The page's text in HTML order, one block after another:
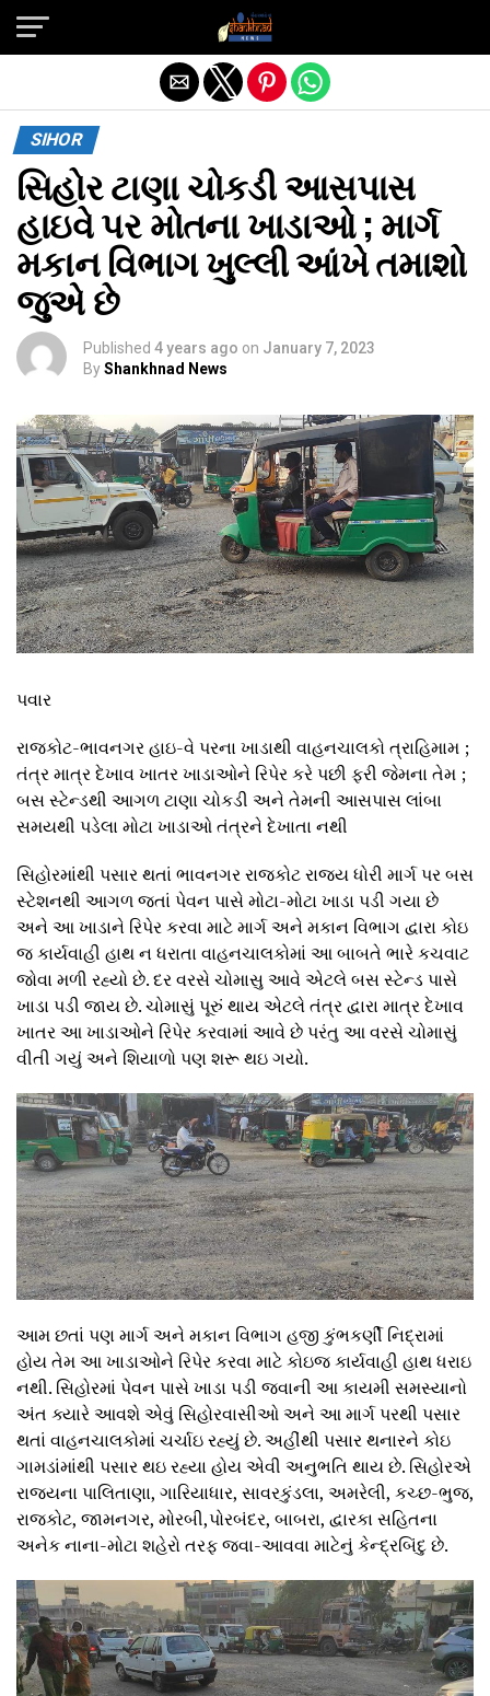
SIHOR
સિહોર ટાણા ચોકડી આસપાસ
હાઇવે પર મોતના ખાડાઓ ; માર્ગ
મકાન વિભાગ ખુલ્લી આંખે તમાશો
જુએ છે
Published 4 years ago on January 7, 2023
ByShankhnad News
પવાર
રાજકોટ-ભાવનગર હાઇ-વે પરના ખાડાથી વાહનચાલકો ત્રાહિમામ ;
તંત્ર માત્ર દેખાવ ખાતર ખાડાઓને રિપેર કરે પછી ફરી જેમના તેમ ;
બસ સ્ટેન્ડથી આગળ ટાણા ચોકડી અને તેમની આસપાસ લાંબા
સમયથી પડેલા મોટા ખાડાઓ તંત્રને દેખાતા નથી
સિહોરમાંથી પસાર થતાં ભાવનગર રાજકોટ રાજય ધોરી માર્ગ પર બસ
સ્ટેશનથી આગળ જતાં પેવન પાસે મોટા-મોટા ખાડા પડી ગયા છે
અને આ ખાડાને રિપેર કરવા માટે માર્ગ અને મકાન વિભાગ દ્વારા કોઇ
જ કાર્યવાહી હાથ ન ધરાતા વાહનચાલકોમાં આ બાબતે ભારે કચવાટ
જોવા મળી રહ્યો છે. દર વરસે ચોમાસુ આવે એટલે બસ સ્ટેન્ડ પાસે
ખાડા પડી જાય છે. ચોમાસું પૂરું થાય એટલે તંત્ર દ્વારા માત્ર દેખાવ
ખાતર આ ખાડાઓને રિપેર કરવામાં આવે છે પરંતુ આ વરસે ચોમાસું
વીતી ગયું અને શિયાળો પણ શરૂ થઇ ગયો.
આમ છતાં પણ માર્ગ અને મકાન વિભાગ હજી કુંભકર્ણી નિદ્રામાં
હોય તેમ આ ખાડાઓને રિપેર કરવા માટે કોઇજ કાર્યવાહી હાથ ધરાઇ
નથી. સિહોરમાં પેવન પાસે ખાડા પડી જવાની આ કાયમી સમસ્યાનો
અંત ક્યારે આવશે એવું સિહોરવાસીઓ અને આ માર્ગ પરથી પસાર
થતાં વાહનચાલકોમાં ચર્ચાઇ રહ્યું છે. અહીંથી પસાર થનારને કોઇ
ગામડાંમાંથી પસાર થઇ રહ્યા હોય એવી અનુભતિ થાય છે. સિહોરએ
રાજ્યના પાલિતાણા, ગારિયાધાર, સાવરકુંડલા, અમરેલી, કચ્છ-ભુજ,
રાજકોટ, જામનગર, મોરબી,પોરબંદર, બાબરા, દ્વારકા સહિતના
અનેક નાના-મોટા શહેરો તરફ જવા-આવવા માટેનું કેન્દ્રબિંદુ છે.
Exit mobile version